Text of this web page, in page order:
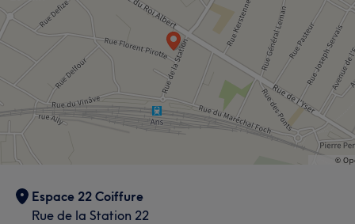
Espace 22 Coiffure
Rue de la Station 22